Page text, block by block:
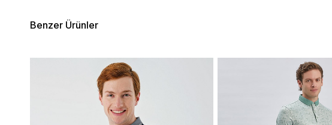
Benzer Ürünler